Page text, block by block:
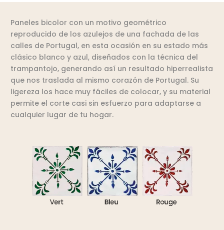
Paneles bicolor con un motivo geométrico
reproducido de los azulejos de una fachada de las
calles de Portugal, en esta ocasión en su estado más
clásico blanco y azul, diseñados con la técnica del
trampantojo, generando así un resultado hiperrealista
que nos traslada al mismo corazón de Portugal. Su
ligereza los hace muy fáciles de colocar, y su material
permite el corte casi sin esfuerzo para adaptarse a
cualquier lugar de tu hogar.